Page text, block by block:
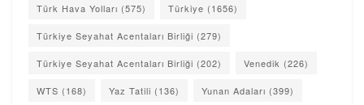
Türk Hava Yolları (575) Türkiye (1656)
Türkiye Seyahat Acentaları Birliği (279)
Türkiye Seyahat Acentaları Birliği (202) Venedik (226)
WTS (168) Yaz Tatili (136) Yunan Adaları (399)